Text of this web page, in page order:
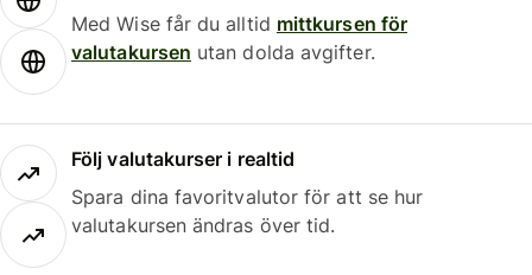
Med Wise får du alltid mittkursen för
valutakursen utan dolda avgifter.
Följ valutakurser i realtid
Spara dina favoritvalutor för att se hur
valutakursen ändras över tid.